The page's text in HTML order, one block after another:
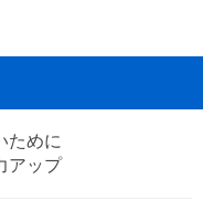
ために
アップ